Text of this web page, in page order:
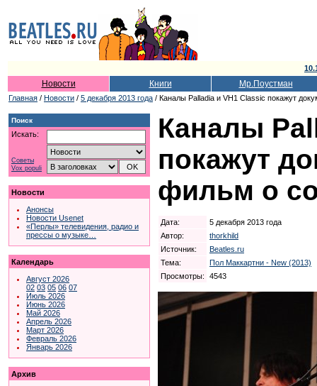
Новости Книги Мр.Поустман
Главная / Новости / 5 декабря 2013 года / Каналы Palladia и VH1 Classic покажут
Поиск
Искать:
Советы
Vox populi
Новости
Анонсы
Новости Usenet
«Перлы» телевидения, радио и
прессы о музыке…
Календарь
Август 2026
02 03 05 06 07
Июль 2026
Июнь 2026
Май 2026
Апрель 2026
Март 2026
Февраль 2026
Январь 2026
Архив
Каналы
покажут
фильм о
Дата:
5 декабря 2013 года
Автор:
thorkhild
Источник:
Beatles.ru
Тема:
Пол Маккартни - New (2013)
Просмотры:
4543